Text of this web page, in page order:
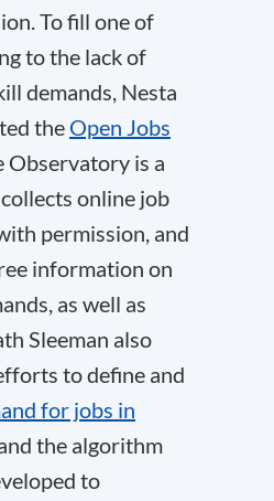
To fill one of
to the lack of
demands, Nesta
the Open Jobs
Observatory is a
online job
permission, and
information on
as well as
Sleeman also
to define and
for jobs in
the algorithm
to